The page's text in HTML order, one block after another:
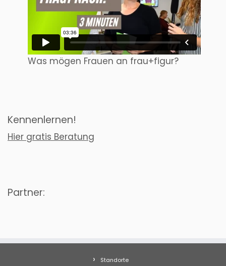
Was mögen Frauen an frau+figur?
Kennenlernen!
Hier gratis Beratung
Partner:
Standorte